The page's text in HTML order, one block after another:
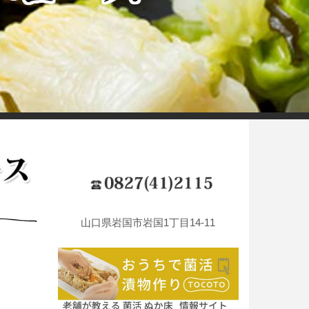
山口県岩国市岩国1丁目14-11